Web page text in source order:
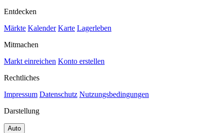
Entdecken
Märkte Kalender Karte Lagerleben
Mitmachen
Markt einreichen Konto erstellen
Rechtliches
Impressum Datenschutz Nutzungsbedingungen
Darstellung
Auto